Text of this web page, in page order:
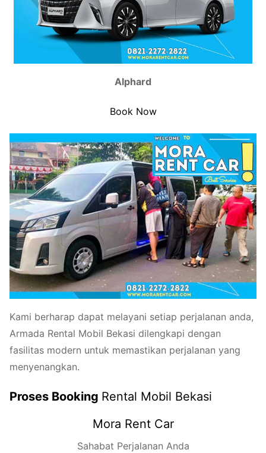
Alphard
Book Now
Kami berharap dapat melayani setiap perjalanan anda,
Armada Rental Mobil Bekasi dilengkapi dengan
fasilitas modern untuk memastikan perjalanan yang
menyenangkan.
Proses Booking Rental Mobil Bekasi
Mora Rent Car
Sahabat Perjalanan Anda